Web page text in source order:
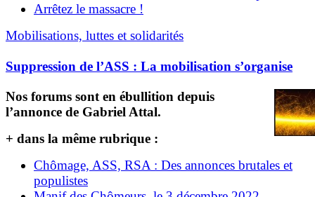
Arrêtez le massacre !
Mobilisations, luttes et solidarités
Suppression de l’ASS : La mobilisation s’organise
Nos forums sont en ébullition depuis
l’annonce de Gabriel Attal.
+ dans la même rubrique :
Chômage, ASS, RSA : Des annonces brutales et
populistes